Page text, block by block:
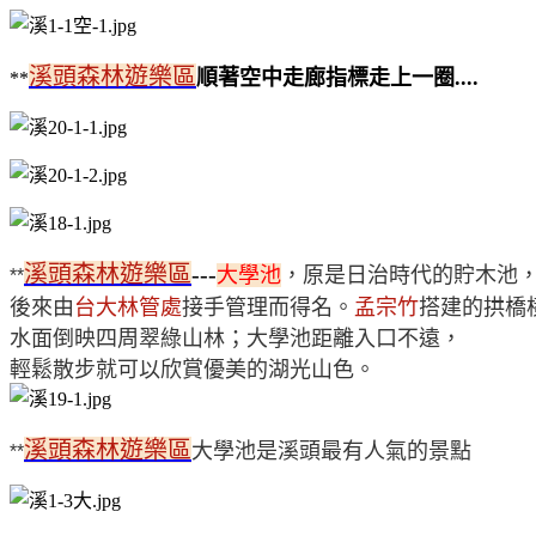
**溪頭森林遊樂區順著空中走廊指標走上一圈....
**溪頭森林遊樂區---大學池 ，原是日治時代的貯木池，
後來由 台大林管處接手管理而得名。 孟宗竹搭建的拱橋
水面倒映四周翠綠山林；大學池距離入口不遠，
輕鬆散步就可以欣賞優美的湖光山色。
**溪頭森林遊樂區大學池是溪頭最有人氣的景點